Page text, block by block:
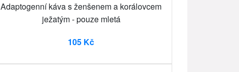
Adaptogenní káva s ženšenem a korálovcem
ježatým - pouze mletá
105 Kč